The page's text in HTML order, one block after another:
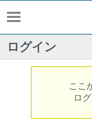
ログイン
ここ
ロ